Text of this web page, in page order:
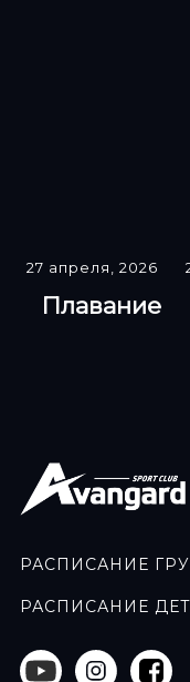
27 апреля, 2026
Плавание
РАСПИСАНИЕ
РАСПИСАНИЕ